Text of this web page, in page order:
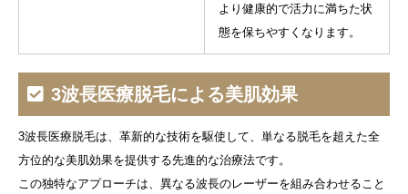
より健康的で活力に満ちた状
態を保ちやすくなります。
3波長医療脱毛による美肌効果
3波長医療脱毛は、革新的な技術を駆使して、単なる脱毛を超えた全
方位的な美肌効果を提供する先進的な治療法です。
この独特なアプローチは、異なる波長のレーザーを組み合わせること